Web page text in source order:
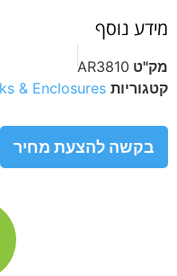
מידע נוסף
מק"ט AR3810
קטגוריות & Enclosures
בקשה להצעת מחיר